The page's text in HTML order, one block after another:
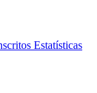
Estatísticas